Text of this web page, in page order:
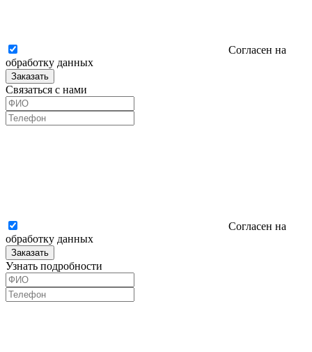
Согласен на
обработку данных
Заказать
Связаться с нами
Согласен на
обработку данных
Заказать
Узнать подробности